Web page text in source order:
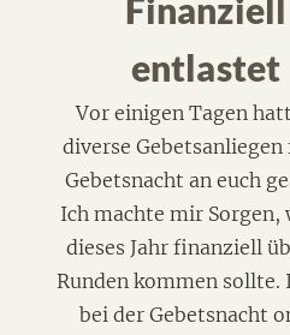
Finanziell
entlastet
Vor einigen Tagen
diverse Gebetsanliegen
Gebetsnacht an euch
Ich machte mir Sorgen,
dieses Jahr finanziell
Runden kommen sollte.
bei der Gebetsnacht